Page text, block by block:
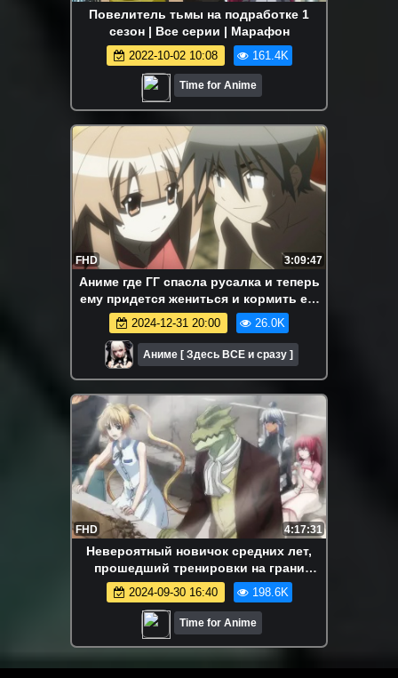
Повелитель тьмы на подработке 1
сезон | Все серии | Марафон
2022-10-02 10:08 161.4K
Time for Anime
FHD 3:09:47
Аниме где ГГ спасла русалка и теперь
ему придется жениться и кормить ее.
Морская невеста серии 1-8. Смешная
комедия.
2024-12-31 20:00 26.0K
Аниме [ Здесь ВСЕ и сразу ]
FHD 4:17:31
Невероятный новичок средних лет,
прошедший тренировки на грани
смерти | Все серии | Марафон
2024-09-30 16:40 198.6K
Time for Anime